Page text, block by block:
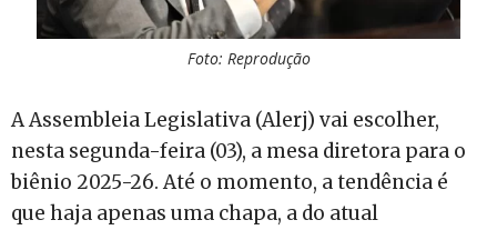
Foto: Reprodução
A Assembleia Legislativa (Alerj) vai escolher,
nesta segunda-feira (03), a mesa diretora para o
biênio 2025-26. Até o momento, a tendência é
que haja apenas uma chapa, a do atual